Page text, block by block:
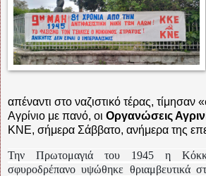
απέναντι στο ναζιστικό τέρας, τίμησαν
Αγρίνιο με πανό, οι Οργανώσεις
ΚΝΕ, σήμερα Σάββατο, ανήμερα της
Την Πρωτομαγιά του 1945 η
σφυροδρέπανο υψώθηκε θριαμβευτικά